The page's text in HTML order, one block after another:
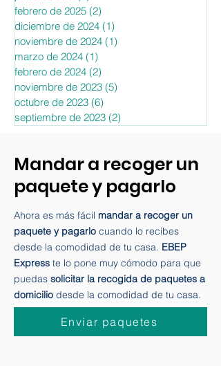
octubre de 2025 (1)
junio de 2025 (2)2 entradas
febrero de 2025 (2) 2 entradas
diciembre de 2024
noviembre de 2024
marzo de 2024 (1)1 entrada
febrero de 2024 (2)2 entradas
noviembre de 2023 (5)5 entradas
octubre de 2023 (6)6 entradas
Mandar a recoger un
paquete y pagarlo
Ahora es más fácilmandar a recoger un
paquete y pagarlo cuando lo recibes
desde la comodidad de tu casa.EBEP
Expresste lo pone muy cómodo para que
puedassolicitar la recogida de paquetes a
desde la comodidad de tu casa.